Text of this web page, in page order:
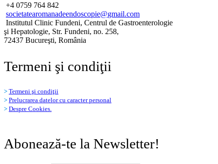
+4 0759 764 842
societatearomanadeendoscopie@gmail.com
Institutul Clinic Fundeni, Centrul de Gastroenterologie
şi Hepatologie, Str. Fundeni, no. 258,
72437 Bucureşti, România
Termeni şi condiţii
> Termeni şi condiţii
> Prelucrarea datelor cu caracter personal
> Despre Cookies.
Abonează-te la Newsletter!